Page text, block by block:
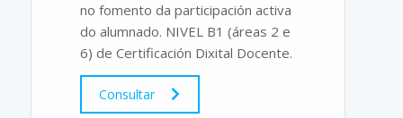
no fomento da participación activa
do alumnado. NIVEL B1 (áreas 2 e
6) de Certificación Dixital Docente.
Consultar